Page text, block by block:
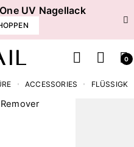
UV Nagellack
0
ACCESSORIES